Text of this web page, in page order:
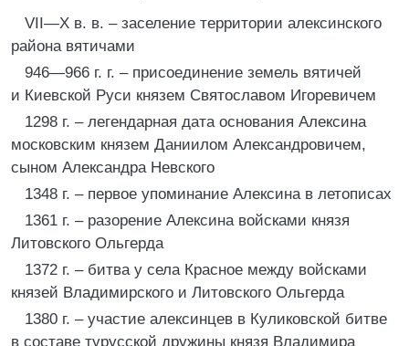
VII—X в. в. – заселение территории алексинского
района вятичами
946—966 г. г. – присоединение земель вятичей
и Киевской Руси князем Святославом Игоревичем
1298 г. – легендарная дата основания Алексина
московским князем Даниилом Александровичем,
сыном Александра Невского
1348 г. – первое упоминание Алексина в летописах
1361 г. – разорение Алексина войсками князя
Литовского Ольгерда
1372 г. – битва у села Красное между войсками
князей Владимирского и Литовского Ольгерда
1380 г. – участие алексинцев в Куликовской битве
в составе турусской дружины князя Владимира